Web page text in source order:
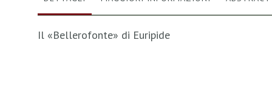
Il «Bellerofonte» di Euripide